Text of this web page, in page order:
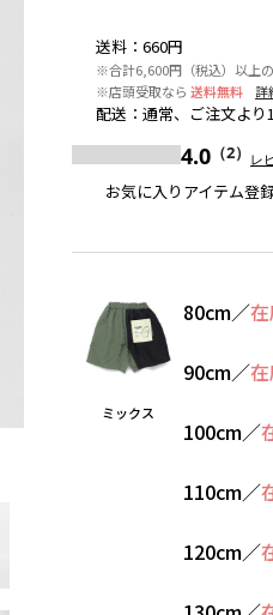
※撮影場所の関係上、着
送料 ：660円
※合計6,600円（税込）以上
※店頭受取なら 送料無料 詳
配送 ：通常、ご注文よ
4.0 （2） レ
お気に入りアイテム登
ミックス
80cm／
90cm／
100cm／
110cm／
120cm／